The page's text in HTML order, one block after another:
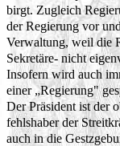
birgt. Zugleich
der Regierung vor
Verwaltung, weil die
Sekretäre- nicht
Insofern wird auch
einer „Regierung"
Der Präsident ist der
fehlshaber der
auch in die